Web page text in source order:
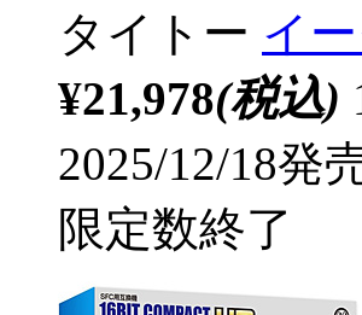
タイトー イ
¥21,978(税込)
2025/12/18発
限定数終了